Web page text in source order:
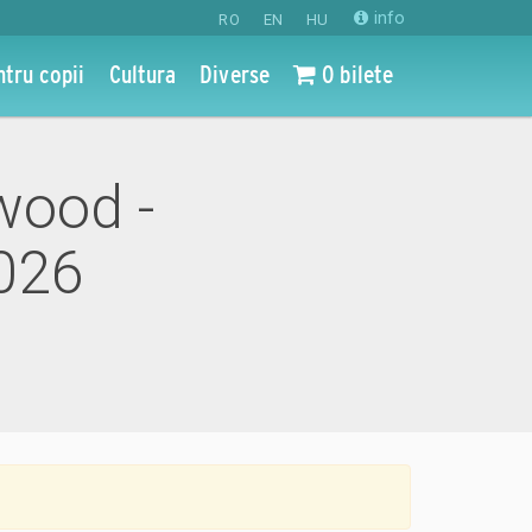
RO EN HU info
copii Cultura Diverse 0 bilete
-